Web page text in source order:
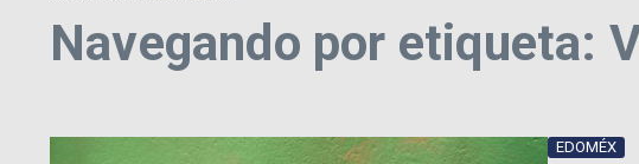
Navegando por etiqueta:
EDOMÉX